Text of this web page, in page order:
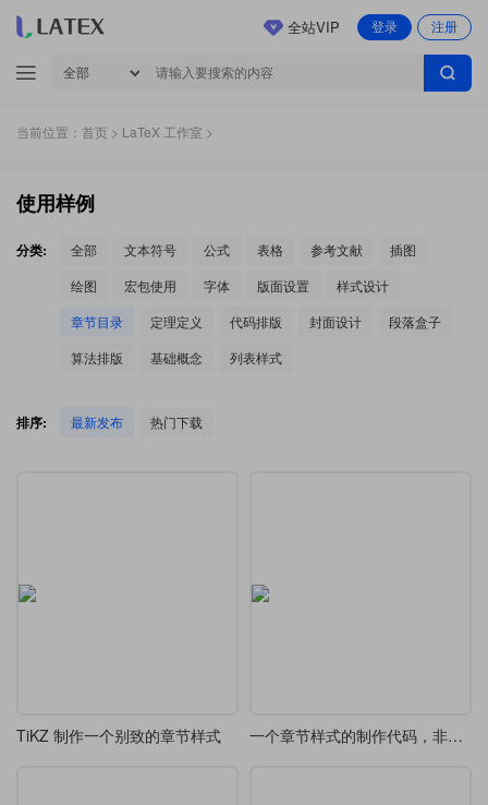
登录 注册
全站VIP
当前位置： 首页 > LaTeX 工作室 >
使用样例
分类: 全部 文本符号 公式 表格 参考文献
插图
绘图
宏包使用 字体 版面设置
样式设计
章节目录
定理定义 代码排版 封面设计
段落盒子
算法排版
基础概念 列表样式
排序: 最新发布 热门下载
TiKZ 制作一个别致的章节样式 一个章节样式的制作代码，非常有色彩感